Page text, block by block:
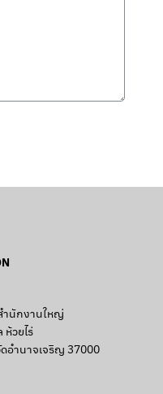
ำนักงานใหญ่
วยไร่
อำนาจเจริญ 37000